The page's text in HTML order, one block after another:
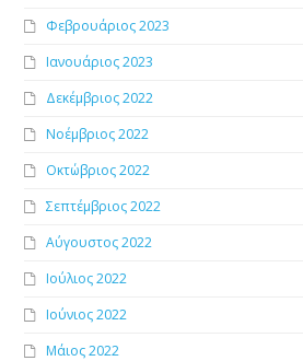
Φεβρουάριος 2023
Ιανουάριος 2023
Δεκέμβριος 2022
Νοέμβριος 2022
Οκτώβριος 2022
Σεπτέμβριος 2022
Αύγουστος 2022
Ιούλιος 2022
Ιούνιος 2022
Μάιος 2022